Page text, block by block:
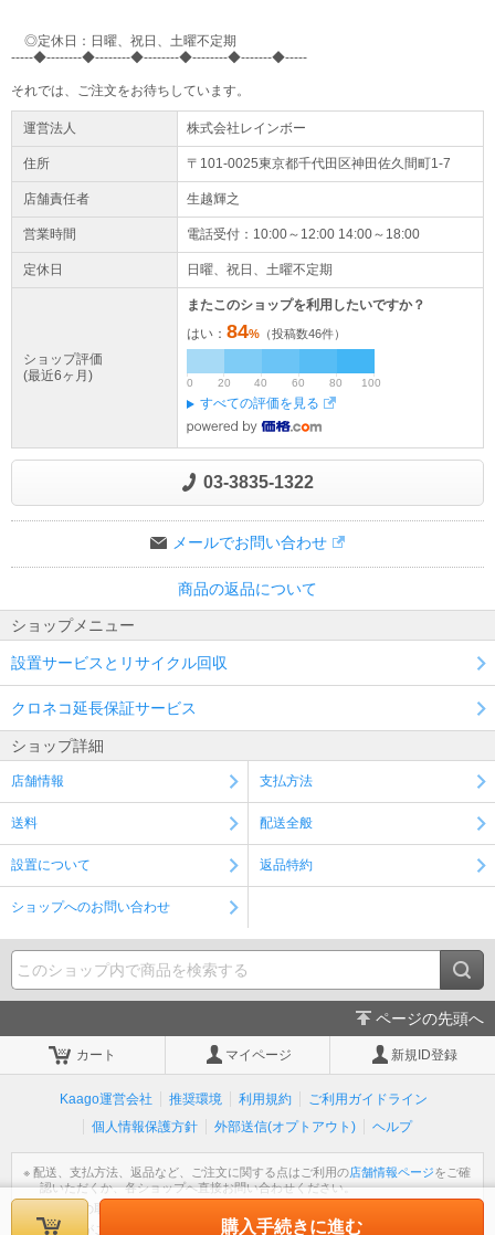
◎定休日：日曜、祝日、土曜不定期
-----◆--------◆--------◆--------◆--------◆-------◆-----
それでは、ご注文をお待ちしています。
運営法人 株式会社レインボー
住所 〒101-0025東京都千代田区神田佐久間町1-7
店舗責任者 生越輝之
営業時間 電話受付：10:00～12:00 14:00～18:00
定休日 日曜、祝日、土曜不定期
ショップ評価
(最近6ヶ月)
またこのショップを利用したいですか？
はい： 84% （投稿数46件）
0 20 40 60 80 100
すべての評価を見る
03-3835-1322
メールでお問い合わせ
商品の返品について
ショップメニュー
設置サービスとリサイクル回収
クロネコ延長保証サービス
ショップ詳細
店舗情報 支払方法
送料 配送全般
設置について 返品特約
ショップへのお問い合わせ
購入手続きに進む
ページの先頭へ
カート マイページ 新規ID登録
Kaago運営会社 推奨環境 利用規約
ご利用ガイドライン
個人情報保護方針
外部送信(オプトアウト) ヘルプ
※ 配送、支払方法、返品など、ご注文に関する点はご利用の店舗情報ページをご確
認いただくか、各ショップへ直接お問い合わせください。
※ 個人情報の取扱いについては
※ 不明な点がございましたら
をご覧ください。